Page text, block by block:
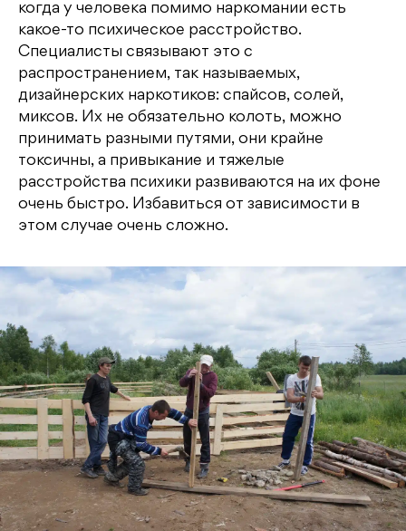
когда у человека помимо наркомании есть
какое-то психическое расстройство.
Специалисты связывают это с
распространением, так называемых,
дизайнерских наркотиков: спайсов, солей,
миксов. Их не обязательно колоть, можно
принимать разными путями, они крайне
токсичны, а привыкание и тяжелые
расстройства психики развиваются на их фоне
очень быстро. Избавиться от зависимости в
этом случае очень сложно.